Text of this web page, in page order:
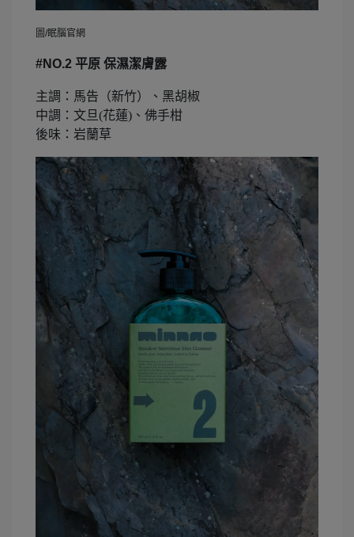
圖/眠腦官網
#NO.2 平原 保濕潔膚露
主調：馬告（新竹）、黑胡椒
中調：文旦(花蓮)、佛手柑
後味：岩蘭草